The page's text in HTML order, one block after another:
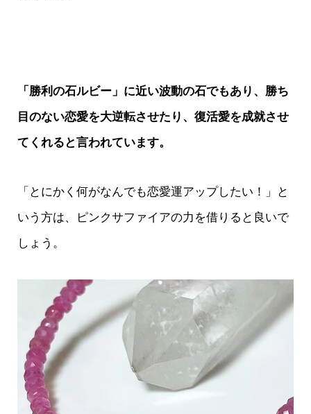
「勝利の石ルビー」に近い波動の石でもあり、勝ち
目のない恋愛を大逆転させたり、復活愛を成就させ
てくれると言われています。
「とにかく何がなんでも恋愛運アップしたい！」と
いう方は、ピンクサファイアの力を借りると良いで
しょう。